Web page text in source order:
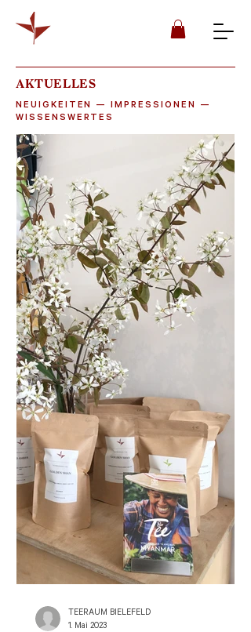
AKTUELLES
NEUIGKEITEN — IMPRESSIONEN —
WISSENSWERTES
TEERAUM BIELEFELD
1. Mai 2023